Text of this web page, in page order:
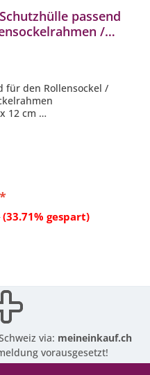
passend
/
für den Rollensockel /
12 cm
(33.71% gespart)
den Warenkorb
via: meineinkauf.ch
vorausgesetzt!